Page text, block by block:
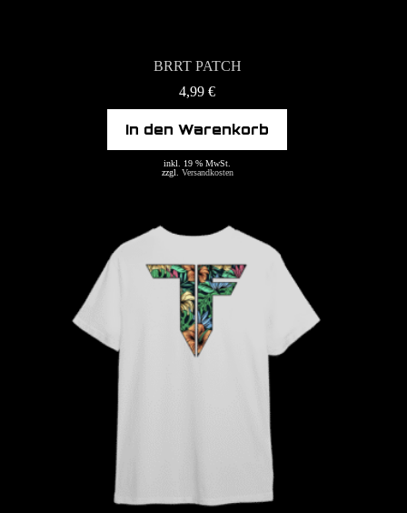
BRRT PATCH
4,99€
In den Warenkorb
inkl. 19 % MwSt.
zzgl. Versandkosten